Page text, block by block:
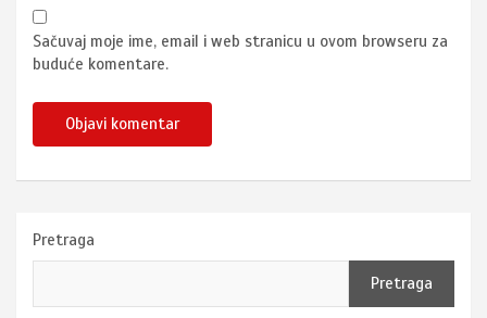
Sačuvaj moje ime, email i web stranicu u ovom browseru za
buduće komentare.
Pretraga
Pretraga